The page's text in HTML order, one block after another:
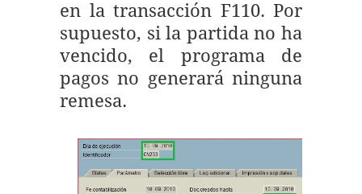
en la transacción F110. Por
supuesto, si la partida no ha
vencido, el programa de
pagos no generará ninguna
remesa.